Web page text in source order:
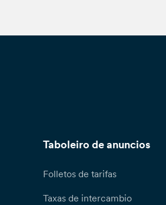
Taboleiro de anuncios
Folletos de tarifas
Taxas de intercambio